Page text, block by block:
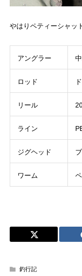
やはりペティーシャッ
アングラー
ロッド
リール
ライン
ジグヘッド
ワーム
釣行記